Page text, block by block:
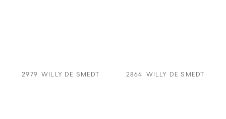
2979 WILLY DE SMEDT 2864 WILLY DE SMEDT